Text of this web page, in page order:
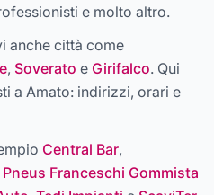
e molto altro.
anche città come
, Soverato e Girifalco. Qui
a Amato: indirizzi, orari e
Central Bar,
Franceschi Gommista